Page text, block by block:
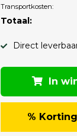
Transportkosten:
Totaal:
Direct
In
%